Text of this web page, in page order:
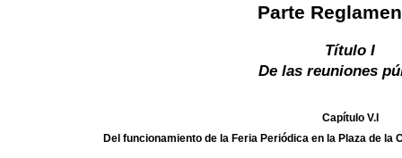
Parte
Título I
De las reuniones
Capítulo V.I
Del funcionamiento de la Feria Periódica en la Plaza de la